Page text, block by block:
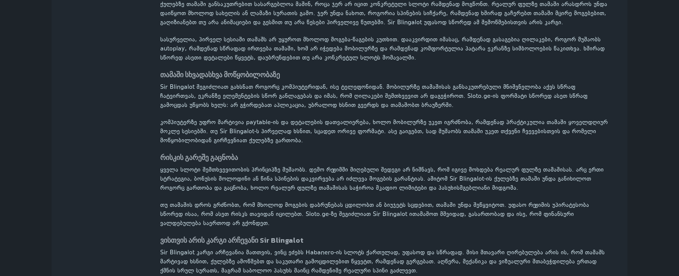
ქულებზე თამაში განსაკუთრებით სასარგებლოა მაშინ, როცა ჯერ არ იცით კონკრეტული სლოტი რამდენად მოგწონთ. რეალურ ფულზე თამაში არასდროს უნდა
დაიწყოთ მხოლოდ სახელის ან ლამაზი სურათის გამო. ჯერ უნდა ნახოთ, როგორია სპინების სიჩქარე, რამდენად ხშირად გაჩერებთ თამაში მცირე მოგებებით,
გაღიზიანებთ თუ არა ანიმაციები და გესმით თუ არა წესები პირველივე წუთებში. Sir Blingalot უფასოდ სწორედ ამ შემოწმებისთვის არის კარგი.
სასურველია, პირველ სესიაში თამაშს არ უყუროთ მხოლოდ მოგება-წაგების კუთხით. დააკვირდით იმასაც, რამდენად გასაგებია ღილაკები, როგორ მუშაობს
autoplay, რამდენად სწრაფად ირთვება თამაში, ხომ არ იჭედება მობილურზე და რამდენად კომფორტულია პატარა ეკრანზე სიმბოლოების წაკითხვა. ხშირად
სწორედ ასეთი დეტალები წყვეტს, დაუბრუნდებით თუ არა კონკრეტულ სლოტს მომავალში.
თამაში სხვადასხვა მოწყობილობაზე
Sir Blingalot შეგიძლიათ გახსნათ როგორც კომპიუტერიდან, ისე ტელეფონიდან. მობილურზე თამაშისას განსაკუთრებული მნიშვნელობა აქვს სწრაფ
ჩატვირთვას, ეკრანზე ელემენტების სწორ განლაგებას და იმას, რომ ღილაკები შემთხვევით არ დაგეჭიროთ. Sloto.ge-ის ფორმატი სწორედ ასეთ სწრაფ
გამოცდას უწყობს ხელს: არ გჭირდებათ აპლიკაცია, უბრალოდ ხსნით გვერდს და თამაშობთ ბრაუზერში.
კომპიუტერზე უფრო მარტივია paytable-ის და დეტალების დათვალიერება, ხოლო მობილურზე უკეთ იგრძნობა, რამდენად პრაქტიკულია თამაში ყოველდღიურ
მოკლე სესიებში. თუ Sir Blingalot-ს პირველად ხსნით, სცადეთ ორივე ფორმატი. ასე გაიგებთ, სად მუშაობს თამაში უკეთ თქვენი ჩვევებისთვის და რომელი
მოწყობილობიდან გირჩევნიათ ქულებზე გართობა.
რისკის გარეშე გაცნობა
ყველა სლოტი შემთხვევითობის პრინციპზე მუშაობს. დემო რეჟიმში მიღებული შედეგი არ ნიშნავს, რომ იგივე მოხდება რეალურ ფულზე თამაშისას. არც ერთი
სტრატეგია, ბონუსის მოლოდინი ან წინა სპინების დაკვირვება არ იძლევა მოგების გარანტიას. ამიტომ Sir Blingalot-ის ქულებზე თამაში უნდა განიხილოთ
როგორც გართობა და გაცნობა, ხოლო რეალურ ფულზე თამაშისას საჭიროა მკაფიო ლიმიტები და პასუხისმგებლიანი მიდგომა.
თუ თამაშის დროს გრძნობთ, რომ მხოლოდ მოგების დაბრუნებას ცდილობთ ან ბიუჯეტს სცდებით, თამაში უნდა შეწყვიტოთ. უფასო რეჟიმის უპირატესობა
სწორედ ისაა, რომ ასეთ რისკს თავიდან იცილებთ. Sloto.ge-ზე შეგიძლიათ Sir Blingalot ითამაშოთ მშვიდად, გასართობად და ისე, რომ ფინანსური
ვალდებულება საერთოდ არ გქონდეთ.
ვისთვის არის კარგი არჩევანი Sir Blingalot
Sir Blingalot კარგი არჩევანია მათთვის, ვინც ეძებს Habanero-ის სლოტს ქართულად, უფასოდ და სწრაფად. მისი მთავარი ღირებულება არის ის, რომ თამაშს
მარტივად ხსნით, ქულებზე ამოწმებთ და საკუთარი გამოცდილებით წყვეტთ, რამდენად გერგებათ. აღწერა, მექანიკა და ვიზუალური შთაბეჭდილება ერთად
ქმნის სრულ სურათს, მაგრამ საბოლოო პასუხს მაინც რამდენიმე რეალური სპინი გაძლევთ.